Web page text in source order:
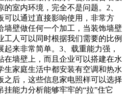
室内环境，完全不是问题。2、
可以通过直接影响使用，非常方
墙壁做任何一个加工，当装饰墙壁
工人可以同时根据我们需要的比例
来非常简单。3、载重能力强，
在墙壁上，而且企业可以搭建在水
生家庭生活中都安装有空调和热水
之后，这些信息家电照样可以选择
能力分析能够牢牢的“拉”住它